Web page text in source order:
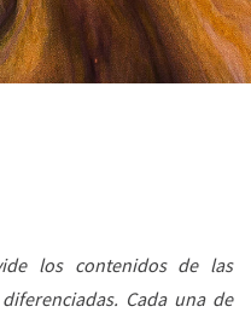
los contenidos de las
Cada una de